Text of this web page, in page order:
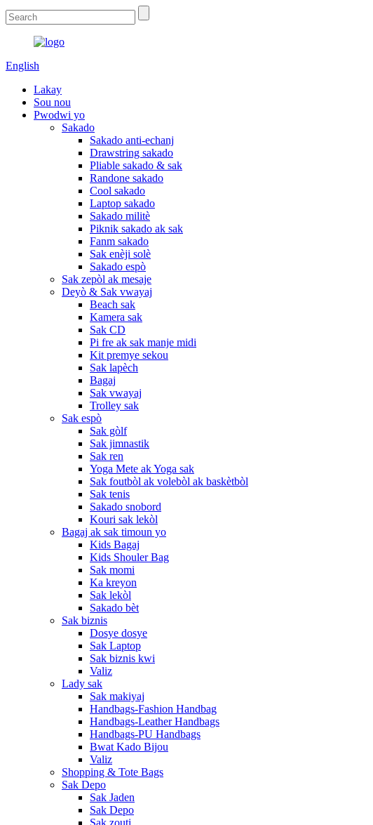
English
Lakay
Sou nou
Pwodwi yo
Sakado
Sakado anti-echanj
Drawstring sakado
Pliable sakado & sak
Randone sakado
Cool sakado
Laptop sakado
Sakado militè
Piknik sakado ak sak
Fanm sakado
Sak enèji solè
Sakado espò
Sak zepòl ak mesaje
Deyò & Sak vwayaj
Beach sak
Kamera sak
Sak CD
Pi fre ak sak manje midi
Kit premye sekou
Sak lapèch
Bagaj
Sak vwayaj
Trolley sak
Sak espò
Sak gòlf
Sak jimnastik
Sak ren
Yoga Mete ak Yoga sak
Sak foutbòl ak volebòl ak baskètbòl
Sak tenis
Sakado snobord
Kouri sak lekòl
Bagaj ak sak timoun yo
Kids Bagaj
Kids Shouler Bag
Sak momi
Ka kreyon
Sak lekòl
Sakado bèt
Sak biznis
Dosye dosye
Sak Laptop
Sak biznis kwi
Valiz
Lady sak
Sak makiyaj
Handbags-Fashion Handbag
Handbags-Leather Handbags
Handbags-PU Handbags
Bwat Kado Bijou
Valiz
Shopping & Tote Bags
Sak Depo
Sak Jaden
Sak Depo
Sak zouti